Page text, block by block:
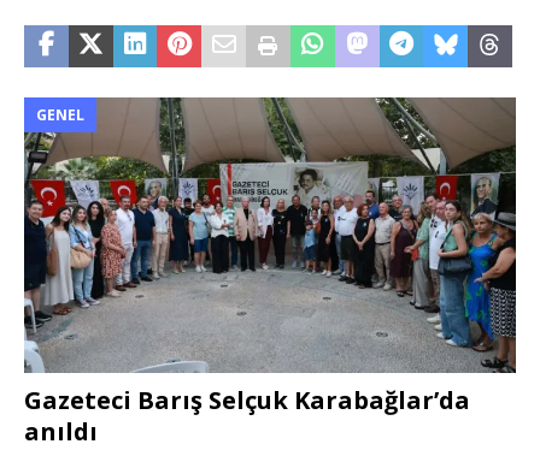
GENEL
Gazeteci Barış Selçuk Karabağlar’da
anıldı